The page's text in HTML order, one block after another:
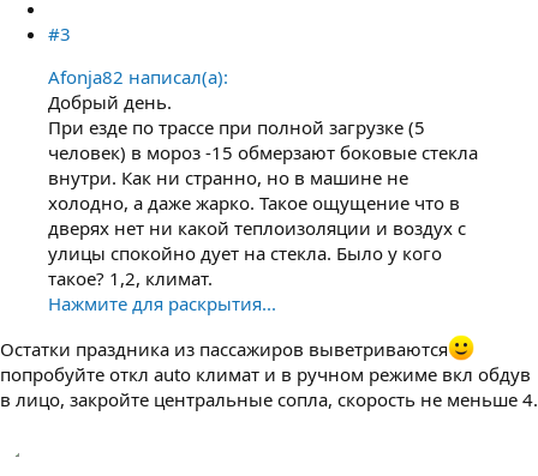
#3
Afonja82 написал(а):
Добрый день.
При езде по трассе при полной загрузке (5
человек) в мороз -15 обмерзают боковые стекла
внутри. Как ни странно, но в машине не
холодно, а даже жарко. Такое ощущение что в
дверях нет ни какой теплоизоляции и воздух с
улицы спокойно дует на стекла. Было у кого
такое? 1,2, климат.
Нажмите для раскрытия...
Остатки праздника из пассажиров выветриваются
попробуйте откл auto климат и в ручном режиме вкл обдув
в лицо, закройте центральные сопла, скорость не меньше 4.